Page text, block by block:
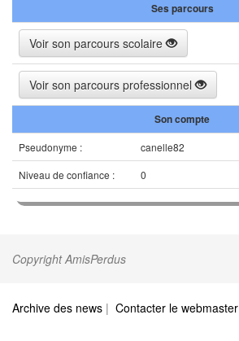
Ses parcours
Voir son parcours scolaire
Voir son parcours professionnel
Son compte
Pseudonyme :
canelle82
Niveau de confiance :
0
Copyright AmisPerdus
Archive des news | Contacter le webmaster